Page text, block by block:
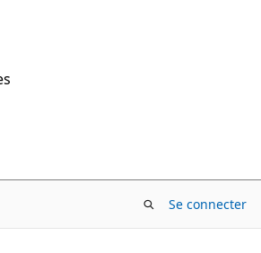
Se connecter